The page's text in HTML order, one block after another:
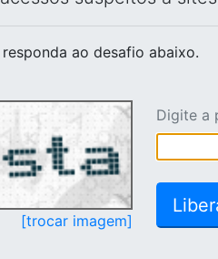
responda ao desafio abaixo.
[trocar imagem]
Digite a